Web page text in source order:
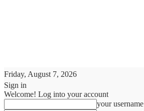
Friday, August 7, 2026
Sign in
Welcome! Log into your account
your username